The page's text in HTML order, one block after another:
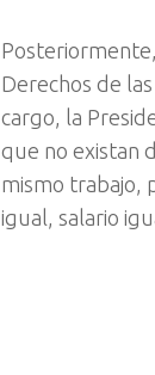
Derechos de
cargo, la
que no existan
mismo trabajo,
igual, salario